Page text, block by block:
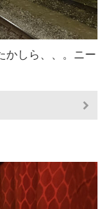
かしら、、。ニー